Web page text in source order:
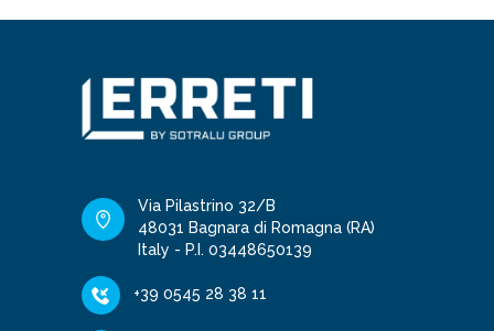
Via Pilastrino 32/B
48031 Bagnara di Romagna (RA)
Italy - P.I. 03448650139
+39 0545 28 38 11